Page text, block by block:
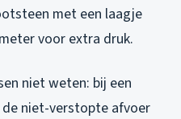
met een laagje
voor extra druk.
niet weten: bij een
niet-verstopte afvoer